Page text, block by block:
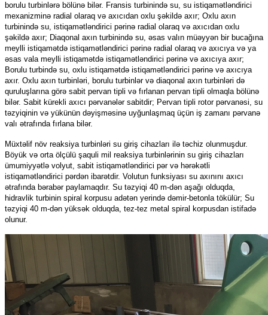
borulu turbinlərə bölünə bilər. Fransis turbinində su, su istiqamətləndirici
mexanizminə radial olaraq və axıcıdan oxlu şəkildə axır; Oxlu axın
turbinində su, istiqamətləndirici pərinə radial olaraq və axıcıdan oxlu
şəkildə axır; Diaqonal axın turbinində su, əsas valın müəyyən bir bucağına
meylli istiqamətdə istiqamətləndirici pərinə radial olaraq və axıcıya və ya
əsas vala meylli istiqamətdə istiqamətləndirici pərinə və axıcıya axır;
Borulu turbində su, oxlu istiqamətdə istiqamətləndirici pərinə və axıcıya
axır. Oxlu axın turbinləri, borulu turbinlər və diaqonal axın turbinləri də
quruluşlarına görə sabit pervan tipli və fırlanan pervan tipli olmaqla bölünə
bilər. Sabit kürekli axıcı pərvanələr sabitdir; Pervan tipli rotor pərvanəsi, su
təzyiqinin və yükünün dəyişməsinə uyğunlaşmaq üçün iş zamanı pərvanə
valı ətrafında fırlana bilər.
Müxtəlif növ reaksiya turbinləri su giriş cihazları ilə təchiz olunmuşdur.
Böyük və orta ölçülü şaquli mil reaksiya turbinlərinin su giriş cihazları
ümumiyyətlə volyut, sabit istiqamətləndirici pər və hərəkətli
istiqamətləndirici pərdən ibarətdir. Volutun funksiyası su axınını axıcı
ətrafında bərabər paylamaqdır. Su təzyiqi 40 m-dən aşağı olduqda,
hidravlik turbinin spiral korpusu adətən yerində dəmir-betonla tökülür; Su
təzyiqi 40 m-dən yüksək olduqda, tez-tez metal spiral korpusdan istifadə
olunur.